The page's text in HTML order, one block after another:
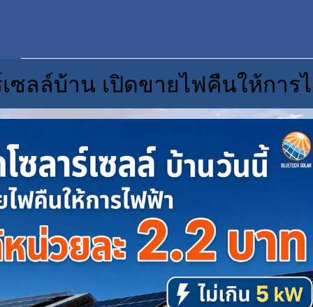
ซลล์บ้าน เปิดขายไฟคืนให้การ